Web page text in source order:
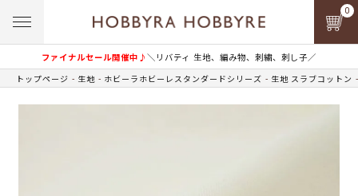
ファイナルセール開催中♪＼リバティ 生地、編み物、刺繍、刺し子／
0
トップページ 生地 ホビーラホビーレスタンダードシリーズ 生地 スラブコットン